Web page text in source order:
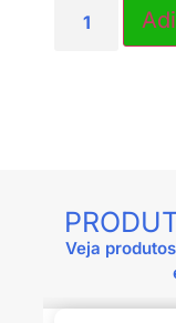
Veja